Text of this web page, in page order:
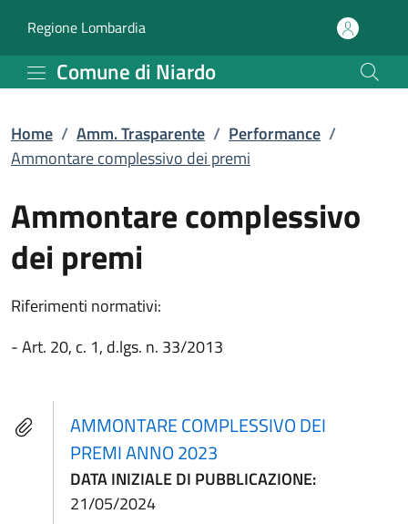
Ammontare
Regione Lombardia(apre in un'altra scheda).
Comune di Niardo
Home / Amm. Trasparente / Performance /
Ammontare complessivo dei premi
Ammontare complessivo
dei premi
Riferimenti normativi:
- Art. 20, c. 1, d.lgs. n. 33/2013
AMMONTARE COMPLESSIVO DEI
PREMI ANNO 2023
DATA INIZIALE DI PUBBLICAZIONE:
21/05/2024